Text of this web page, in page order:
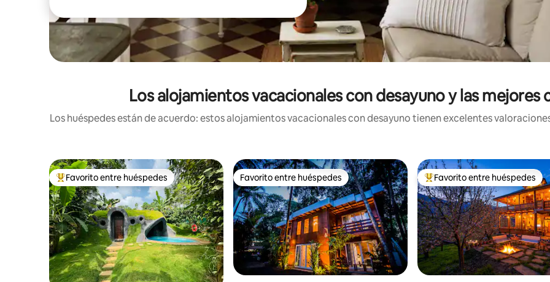
Los alojamientos vacacionales con desayuno y las mejores
Los huéspedes están de acuerdo: estos alojamientos vacacionales con desayuno tienen excelentes
Favorito entre huéspedes preferido
Favorito entre huéspedes Favorito entre huéspedes
Favorito entre huéspedes Favorito entre huéspedes
Favorito entre huéspedes